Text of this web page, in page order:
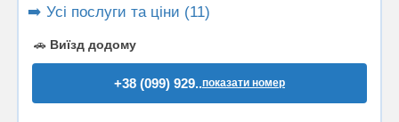
➡️ Усі послуги та ціни (11)
🚗 Виїзд додому
+38 (099) 929..показати номер